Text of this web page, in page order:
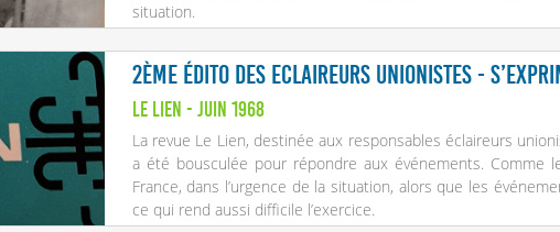
situation.
2ème édito des Eclaireurs Unionistes -
Le Lien - Juin 1968
La revue Le Lien, destinée aux responsables éclaireurs
a été bousculée pour répondre aux événements. Comme
France, dans l’urgence de la situation, alors que les
ce qui rend aussi difficile l’exercice.